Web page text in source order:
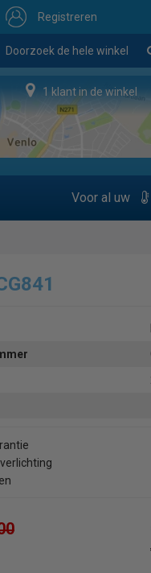
Registreren
1 klant in de winkel
Voor al uw